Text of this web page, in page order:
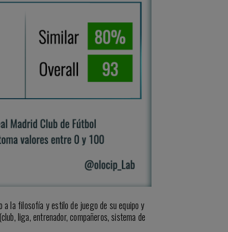
a la filosofía y estilo de juego de su equipo y
(club, liga, entrenador, compañeros, sistema de